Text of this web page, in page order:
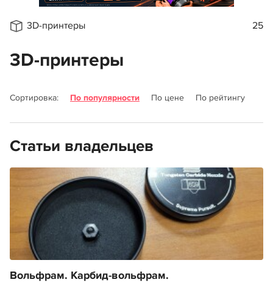
3D-принтеры 25
3D-принтеры
Сортировка: По популярности По цене По рейтингу
Статьи владельцев
Вольфрам. Карбид-вольфрам.